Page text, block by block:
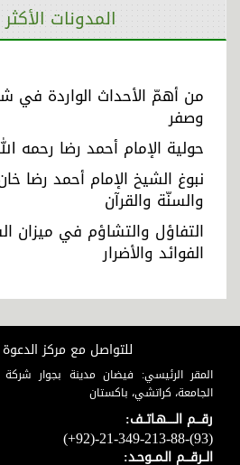
المدونات
من أهمّ الأحداث الواردة في
وصفر
حولية الإمام أحمد رضا رحمه
نبوغ الشيخ الإمام أحمد رضا
والسنّة والقرآن
التفاؤل والتشاؤم في ميزان
الفوائد والأضرار
للتواصل مع مركز الدعوة
المقر الرئيسي: فيضان مدينة بجوار شركة
الجامعة، كراتشي، باكستان
رقـــم الـــــهـاتــف:
(+92)-21-349-213-88-(93)
الــرقـــم الـمــوحـد: